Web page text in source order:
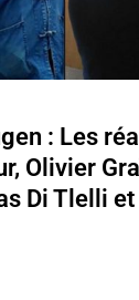
: Les
Olivier
Di Tlelli et